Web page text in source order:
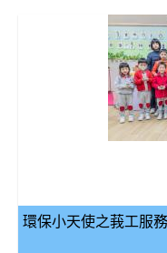
環保小天使之莪工服務